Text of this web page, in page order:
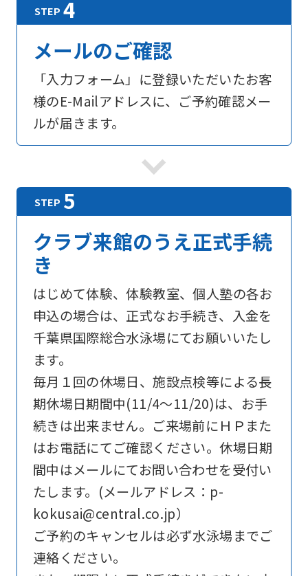
メールのご確認
「入力フォーム」に登録いただいたお客
様のE-Mailアドレスに、ご予約確認メー
ルが届きます。
クラブ来館のうえ正式手続
き
はじめて体験、体験教室、個人塾の各お
申込の場合は、正式なお手続き、入金を
千葉県国際総合水泳場にてお願いいたし
ます。
毎月１回の休場日、施設点検等による長
期休場日期間中(11/4～11/20)は、お手
続きは出来ません。ご来場前にＨＰまた
はお電話にてご確認ください。休場日期
間中はメールにてお問い合わせを受付い
たします。(メールアドレス：p-
kokusai@central.co.jp）
ご予約のキャンセルは必ず水泳場までご
連絡ください。
Sports
official
website
is
translated
into
English.
Click
the
(start
automatic
translation)
return
to
the
top
page.
However,
if
you